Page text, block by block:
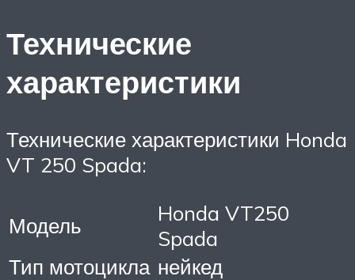
Технические
характеристики
Технические характеристики Honda
VT 250 Spada:
Модель
Honda VT250
Spada
Тип мотоцикла нейкед